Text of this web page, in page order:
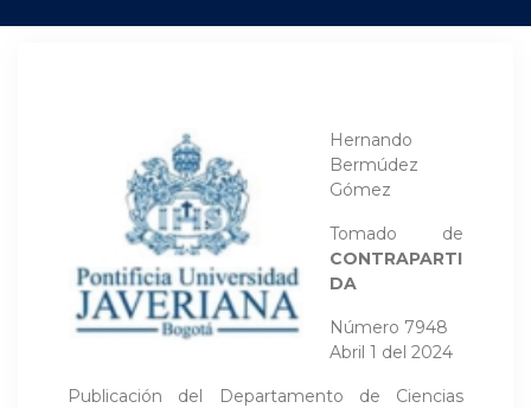
Hernando
Bermúdez
Gómez
Tomado de
CONTRAPARTI
DA
Número 7948
Abril 1 del 2024
Publicación del Departamento de Ciencias